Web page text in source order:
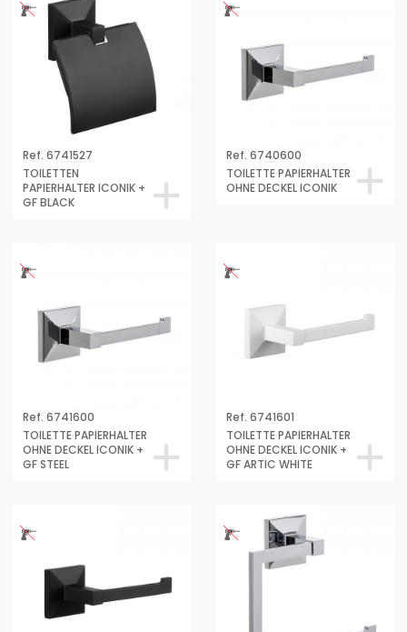
Ref. 6741527
TOILETTEN
PAPIERHALTER ICONIK +
GF BLACK
Ref. 6740600
TOILETTE PAPIERHALTER
OHNE DECKEL ICONIK
Ref. 6741600
TOILETTE PAPIERHALTER
OHNE DECKEL ICONIK +
GF STEEL
Ref. 6741601
TOILETTE PAPIERHALTER
OHNE DECKEL ICONIK +
GF ARTIC WHITE